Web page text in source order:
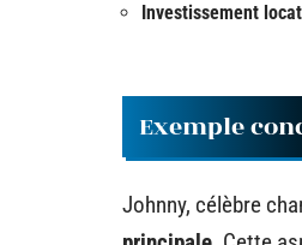
Investissement
Exemple
Johnny, célèbre